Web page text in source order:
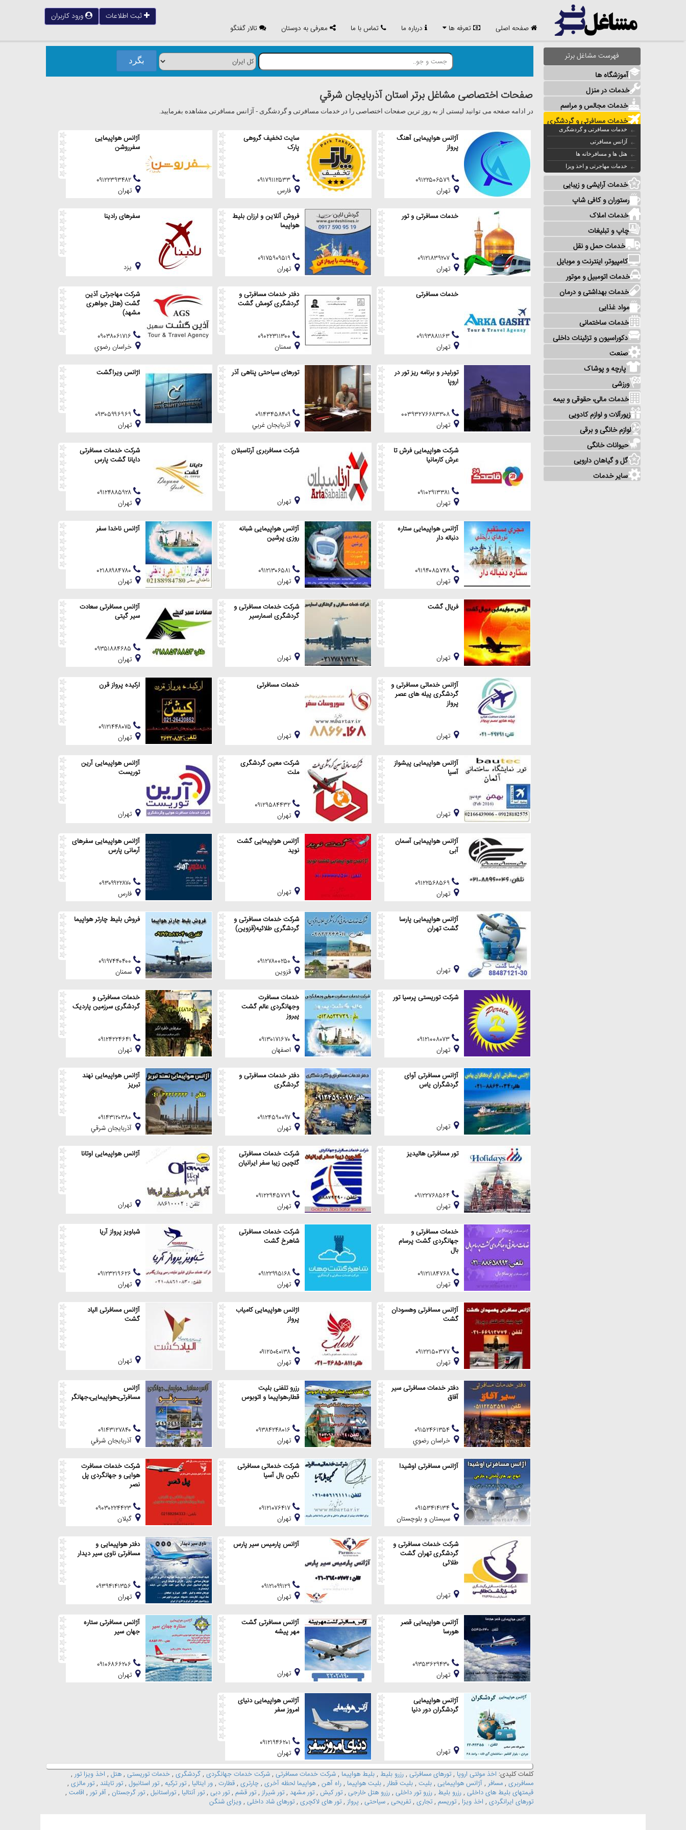
صفحه اصلی تعرفه ها درباره ما تماس با ما معرفی به دوستان تالار گفتگو
ثبت اطلاعات ورود کاربران
فهرست مشاغل برتر
آموزشگاه ها
خدمات در منزل
خدمات مجالس و مراسم
خدمات مسافرتی و گردشگری
خدمات مسافرتی و گردشگری
آژانس مسافرتی
هتل ها و مسافرخانه ها
خدمات مهاجرتی و اخذ ویزا
خدمات آرایشی و زیبایی
رستوران و کافی شاپ
خدمات املاک
چاپ و تبلیغات
خدمات حمل و نقل
کامپیوتر، اینترنت و موبایل
خدمات اتومبیل و موتور
خدمات بهداشتی و درمان
مواد غذایی
خدمات ساختمانی
دکوراسیون و تزئینات داخلی
صنعت
پارچه و پوشاک
ورزشی
خدمات مالی، حقوقی و بیمه
زیورآلات و لوازم کادویی
لوازم خانگی و برقی
حیوانات خانگی
گل و گیاهان دارویی
سایر خدمات
صفحات اختصاصی مشاغل برتر استان آذربايجان شرقي
در ادامه صفحه می توانید لیستی از به روز ترین صفحات اختصاصی را در خدمات مسافرتی و گردشگری - آژانس مسافرتی مشاهده بفرمایید.
آژانس هواپیمایی آهنگ
پرواز
تهران
سایت تخفیف گروهی
پارک
فارس
آژانس هواپیمایی
سفرروشن
تهران
خدمات مسافرتی و تور
تهران
فروش آنلاین و ارزان بلیط
هواپیما
تهران
سفرهای رادینا
يزد
خدمات مسافرتی
تهران
دفتر خدمات مسافرتی و
گردشگری کومش گشت
سمنان
شرکت مهاجرتی آذین
گشت (هتل جواهری
مشهد)
خراسان رضوي
تورلیدر و برنامه ریز تور در
اروپا
تهران
تورهای سیاحتی پناهی آذر
آذربايجان غربي
اژانس ویراگشت
تهران
شرکت هواپیمایی فرش تا
عرش کارمانیا
تهران
شرکت مسافربری آرتاسبلان
تهران
شرکت خدمات مسافرتی
دایانا گشت پارس
تهران
آژانس هواپیمایی ستاره
دنباله دار
تهران
آژانس هواپیمایی شبانه
روزی پرشین
تهران
آژانس ناخدا سفر
تهران
فریال گشت
تهران
شرکت خدمات مسافرتی و
گردشگری اسمارسیر
تهران
آژانس مسافرتی سعادت
سیر گیتی
تهران
آژانس خدماتی مسافرتی و
گردشگری پیله های عصر
پرواز
تهران
خدمات مسافرتی
تهران
ارکیده پرواز قرن
تهران
آژانس هواپیمایی پیشواز
آسیا
تهران
شرکت معین گردشگری
ملت
تهران
آژانس هواپیمایی آرین
توریست
تهران
آژانس هواپیمایی آسمان
آبی
تهران
آژانس هواپیمایی گشت
نوید
تهران
آژانس هواپیمایی سفرهای
آرمانی پارس
فارس
آژانس هواپیمایی پارسا
گشت تهران
تهران
شرکت خدمات مسافرتی و
گردشگری طلائیه(قزوین)
قزوين
فروش بلیط چارتر هواپیما
سمنان
شرکت توریستی پرسیا تور
تهران
خدمات مسافرت
وجهانگردی عالم گشت
پیروز
اصفهان
خدمات مسافرتی و
گردشگری سرزمین پاردیک
تهران
آژانس مسافرتی آوای
گردشگران یاس
تهران
دفتر خدمات مسافرتی و
گردشگری
تهران
آژانس هواپیمایی نهند
تبریز
آذربايجان شرقي
تور مسافرتی هالیدیز
تهران
شرکت خدمات مسافرتی
گلچین زیبا سفر ایرانیان
تهران
آژانس هواپیمایی اوتانا
تهران
خدمات مسافرتی و
جهانگردی گشت پرسام
بال
تهران
شرکت خدمات مسافرتی
شاهرخ گشت
تهران
شباویز پرواز آریا
تهران
آژانس مسافرتی وهسودان
گشت
تهران
اژانس هواپیمایی کامیاب
پرواز
تهران
آژانس مسافرتی الیاد
گشت
تهران
دفتر خدمات مسافرتی سیر
آفاق
خراسان رضوي
رزرو تلفنی بلیت
قطار،هواپیما و اتوبوس
تهران
آژانس
مسافرتی،هواپیمایی،جهانگردی
آذربايجان شرقي
آژانس مسافرتی اوشیدا
سيستان و بلوچستان
شرکت خدماتی مسافرتی
نگین بال آسیا
تهران
شرکت خدمات مسافرت
هوایی و جهانگردی پل
نصر
گيلان
شرکت خدمات مسافرتی و
گردشگری تهران گشت
طلائی
تهران
آژانس پارمیس سیر پارس
تهران
دفتر هواپیمایی و
مسافرتی ناوی سیر دیدار
تهران
آژانس هواپیمایی قصر
هورسا
تهران
آژانس مسافرتی گشت
مهر پیشه
تهران
آژانس مسافرتی ستاره
جهان سیر
تهران
آژانس هواپیمایی
گردشگران دور دنیا
تهران
آژانس هواپیمایی دنیای
امروز سفر
تهران
کلمات کلیدی: اخذ مولتی اروپا , تورهای مسافرتی , رزرو بلیط , بلیط هواپیما , شرکت خدمات مسافرتی , شرکت خدمات جهانگردی , گردشگری , خدمات توریستی , هتل , اخذ ویزا تور ,
مسافربری , مسافر , آژانس هواپیمایی , بلیت , بلیت قطار , بلیت هواپیما , راه آهن , هواپیما لحظه آخری , چارتری , قطارت , ور ایتالیا , تور ترکیه , تور استانبول , تور تایلند , تور مالزی ,
قیمتهای بلیط های داخلی , رزرو بلیط , رزرو تور داخلی , رزرو هتل خارجی , تور کیش , تور مشهد , تور شیراز , تور قشم , تور دبی , تور آنتالیا , توراستانبل , تور گرجستان , آفر تور , اقامت ,
تورهای ایرانگردی , اخذ ویزا , توریسم , تجاری , تفریحی , سیاحتی , پرواز , تور های لاکچری , تورهای شاد داخلی , ویزای شنگن